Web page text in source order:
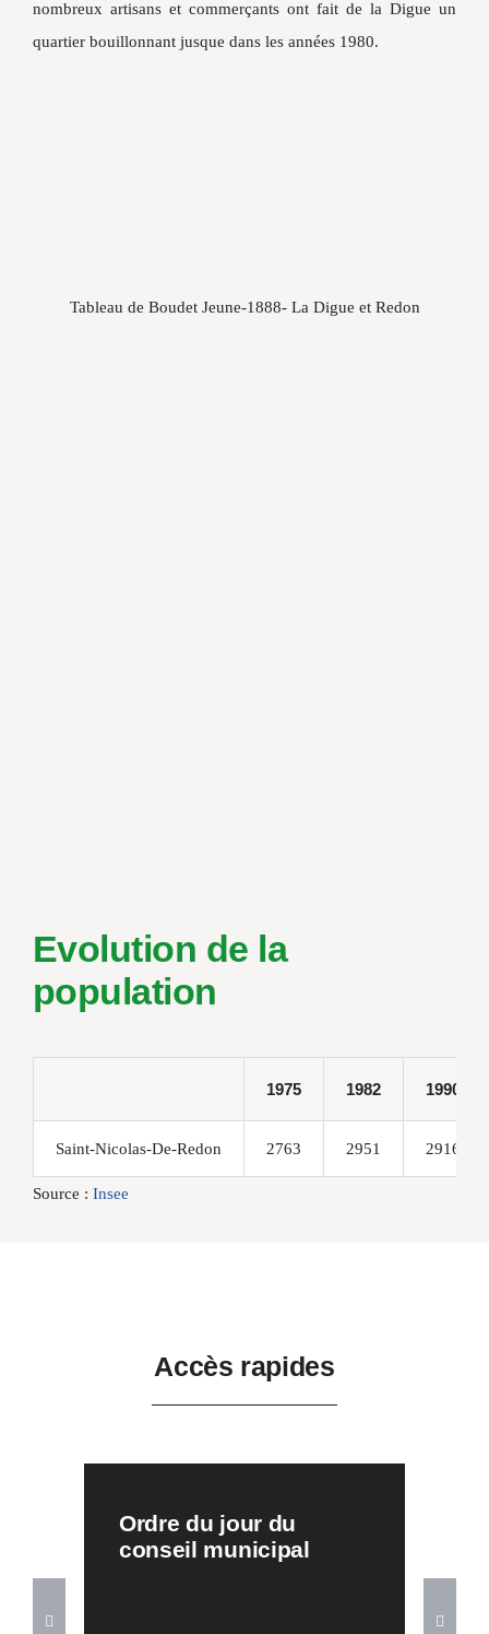
nombreux artisans et commerçants ont fait de la Digue un
quartier bouillonnant jusque dans les années 1980.
Tableau de Boudet Jeune-1888- La Digue et Redon
Evolution de la
population
1975 1982 1990
Saint-Nicolas-De-Redon 2763 2951 2916
Source : Insee
Accès rapides
Ordre du jour du
conseil municipal